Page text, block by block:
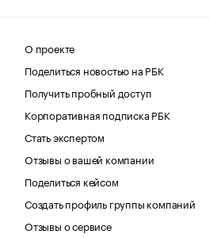
О проекте
Поделиться новостью на РБК
Получить пробный доступ
Корпоративная подписка РБК
Стать экспертом
Отзывы о вашей компании
Поделиться кейсом
Создать профиль группы компаний
Отзывы о сервисе